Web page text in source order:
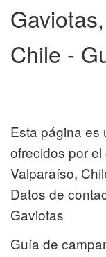
Chile -
Esta página es
ofrecidos por
Valparaíso,
Datos de
Gaviotas
Guía de